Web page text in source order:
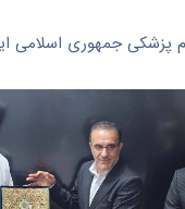
پزشکی جمهوری اسلامی